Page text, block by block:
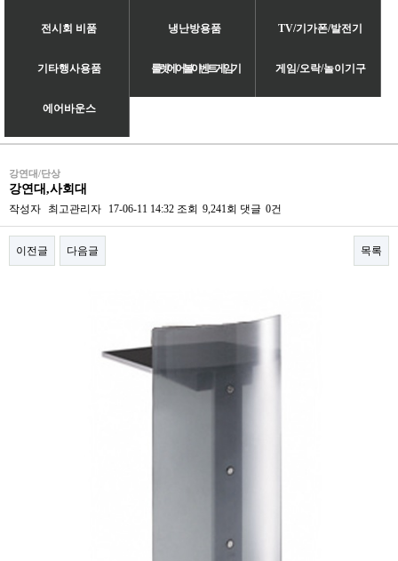
전시회 비품 냉난방용품 TV/기가폰/발전기
기타행사용품 룰렛/에어볼/이벤트게임기 게임/오락/놀이기구
에어바운스
강연대/단상
강연대,사회대
작성자 최고관리자 17-06-11 14:32 조회 9,241회 댓글 0건
이전글 다음글 목록